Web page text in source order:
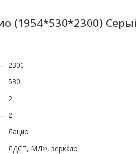
(1954*530*2300)
2300
530
2
2
Лацио
ЛДСП, МДФ, зеркало